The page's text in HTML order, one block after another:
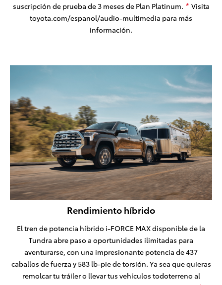
suscripción de prueba de 3 meses de Plan Platinum. * Visita
toyota.com/espanol/audio-multimedia para más
información.
Rendimiento híbrido
El tren de potencia híbrido i-FORCE MAX disponible de la
Tundra abre paso a oportunidades ilimitadas para
aventurarse, con una impresionante potencia de 437
caballos de fuerza y 583 lb-pie de torsión. Ya sea que quieras
remolcar tu tráiler o llevar tus vehículos todoterreno al